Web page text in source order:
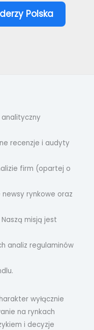
Polska
recenzje i audyty
firm (opartej o
rynkowe oraz
misją jest
analiz regulaminów
wyłącznie
na rynkach
i decyzje